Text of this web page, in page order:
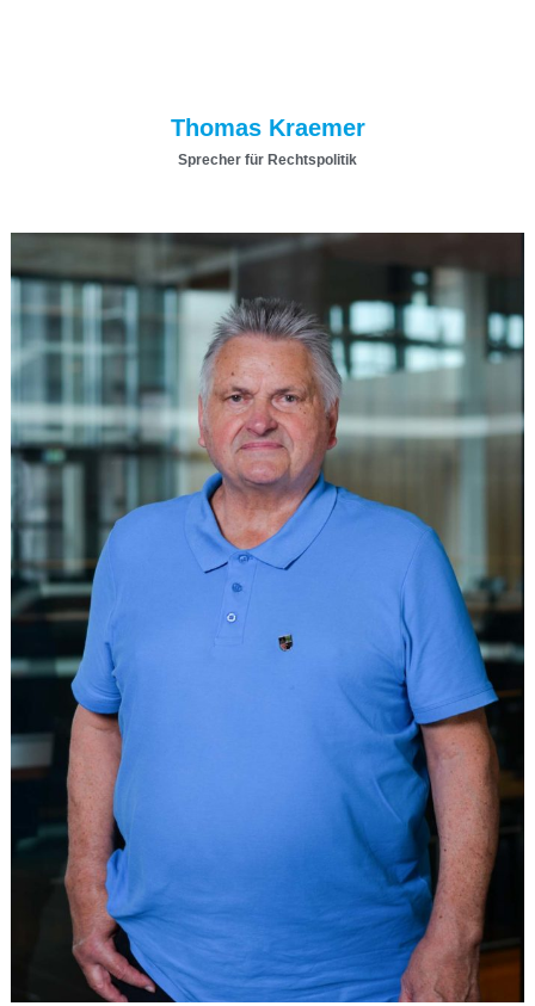
Thomas Kraemer
Sprecher für Rechtspolitik